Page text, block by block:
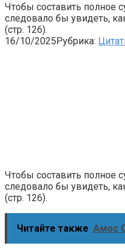
Чтобы составить полное
следовало бы увидеть,
(стр. 126).
16/10/2025Рубрика:
Чтобы составить полное
следовало бы увидеть,
(стр. 126).
Читайте также Амос